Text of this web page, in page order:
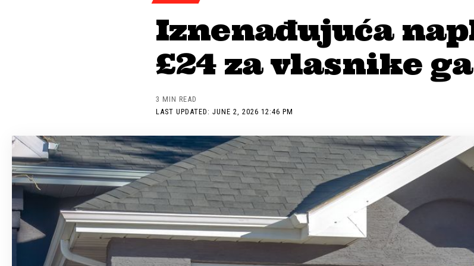
Iznenađujuća
£24 za vlasnike
LAST UPDATED: JUNE 2, 2026 12:46 PM
3 MIN READ